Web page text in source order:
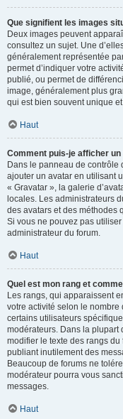
Que signifient les images
Deux images peuvent
consultez un sujet. Une
généralement représentée
permet d’indiquer votre
publié, ou permet de
image, généralement plus
qui est bien souvent unique
Haut
Comment puis-je afficher un
Dans le panneau de contrôle
ajouter un avatar en utilisant
« Gravatar », la galerie
locales. Les administrateurs
des avatars et des méthodes
Si vous ne pouvez pas
administrateur du forum.
Haut
Quel est mon rang et
Les rangs, qui apparaissent
votre activité selon le
certains utilisateurs
modérateurs. Dans la plupart
modifier le texte des rangs
publiant inutilement des
Beaucoup de forums ne
modérateur pourra vous
messages.
Haut